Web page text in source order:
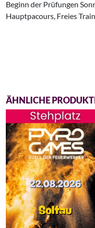
Beginn der Prüfungen
Hauptpacours, Freies
ÄHNLICHE